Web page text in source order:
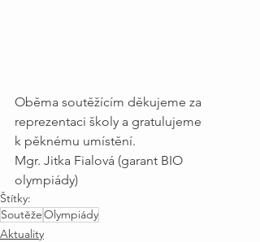
Oběma soutěžícím děkujeme za
reprezentaci školy a gratulujeme
k pěknému umístění.
Mgr. Jitka Fialová (garant BIO
olympiády)
Štítky:
SoutěžeOlympiády
Aktuality